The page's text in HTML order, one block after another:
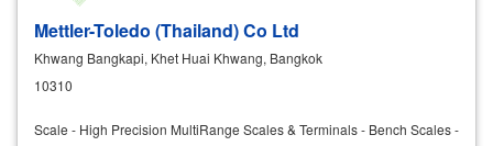
Mettler-Toledo (Thailand) Co Ltd
Khwang Bangkapi, Khet Huai Khwang, Bangkok
10310
Scale - High Precision MultiRange Scales & Terminals - Bench Scales -